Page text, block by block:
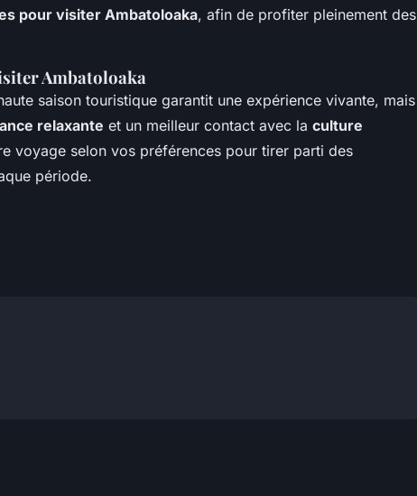
pour visiter Ambatoloaka, afin de profiter pleinement des
Ambatoloaka
saison touristique garantit une expérience vivante, mais
relaxante et un meilleur contact avec la culture
voyage selon vos préférences pour tirer parti des
période.